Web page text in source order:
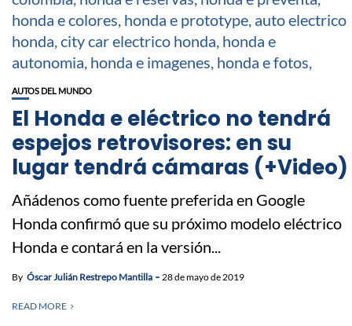
AUTOS DEL MUNDO
El Honda e eléctrico no tendrá
espejos retrovisores: en su
lugar tendrá cámaras (+Video)
Añádenos como fuente preferida en Google
Honda confirmó que su próximo modelo eléctrico
Honda e contará en la versión...
By Óscar Julián Restrepo Mantilla 28 de mayo de 2019
READ MORE